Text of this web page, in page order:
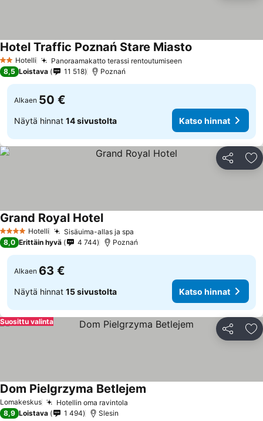
2 Tähtiluokitus
Hotelli Panoraamakatto terassi rentoutumiseen
Hotel Traffic Poznań Stare Miasto
8,5 Loistava 11 518 Poznań
Alkaen 50 €
Näytä hinnat 14 sivustolta Katso hinnat
Jaa
4 Tähtiluokitus
Hotelli Sisäuima-allas ja spa
Grand Royal Hotel
8,0 Erittäin hyvä 4 744 Poznań
Alkaen 63 €
Näytä hinnat 15 sivustolta Katso hinnat
Jaa
Suosittu valinta
Lomakeskus Hotellin oma ravintola
Dom Pielgrzyma Betlejem
8,9 Loistava 1 494 Slesin